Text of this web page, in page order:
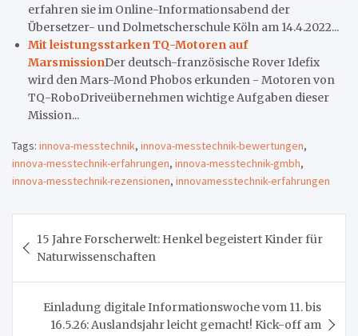
erfahren sie im Online-Informationsabend der
Übersetzer- und Dolmetscherschule Köln am 14.4.2022...
Mit leistungsstarken TQ-Motoren auf
MarsmissionDer deutsch-französische Rover Idefix
wird den Mars-Mond Phobos erkunden - Motoren von
TQ-RoboDriveübernehmen wichtige Aufgaben dieser
Mission...
Tags: innova-messtechnik, innova-messtechnik-bewertungen,
innova-messtechnik-erfahrungen, innova-messtechnik-gmbh,
innova-messtechnik-rezensionen, innovamesstechnik-erfahrungen
15 Jahre Forscherwelt: Henkel begeistert Kinder für
Naturwissenschaften
Einladung digitale Informationswoche vom 11. bis
16.5.26: Auslandsjahr leicht gemacht! Kick-off am